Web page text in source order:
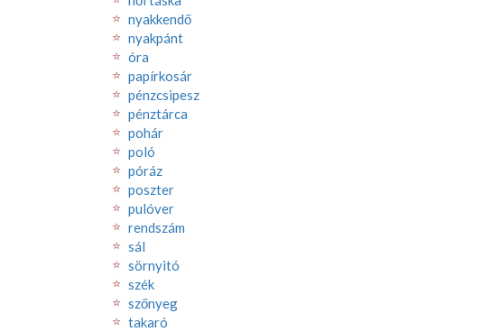
nyakkendő
nyakpánt
óra
papírkosár
pénzcsipesz
pénztárca
pohár
poló
póráz
poszter
pulóver
rendszám
sál
sörnyitó
szék
szőnyeg
takaró